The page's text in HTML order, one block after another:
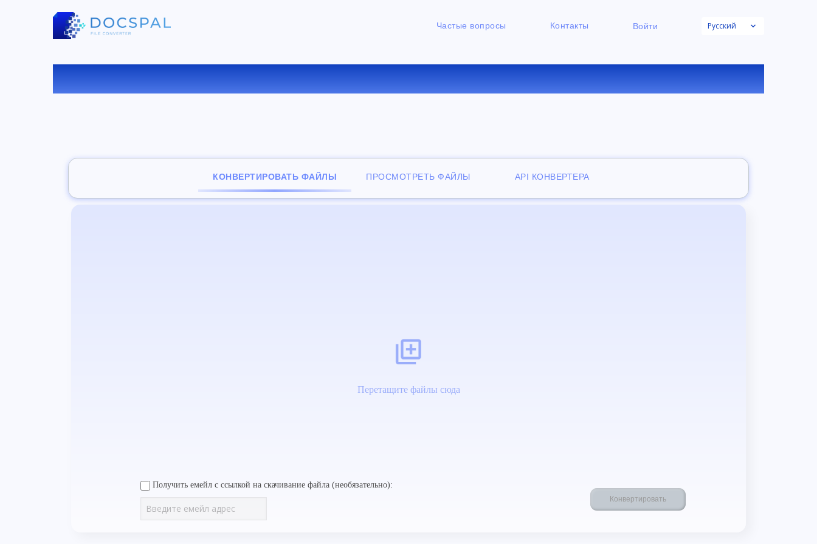
Частые вопросы Контакты Войти Русский
КОНВЕРТИРОВАТЬ MP3 В WMA ОНЛАЙН
КОНВЕРТИРОВАТЬ ФАЙЛЫ ПРОСМОТРЕТЬ ФАЙЛЫ API КОНВЕРТЕРА
Перетащите файлы сюда
Получить емейл с ссылкой на скачивание файла (необязательно):